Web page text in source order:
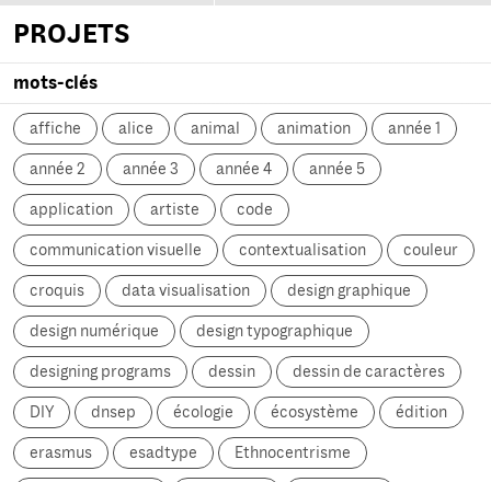
PROJETS
mots-clés
affiche alice animal animation année 1
année 2 année 3 année 4 année 5
application artiste code
communication visuelle contextualisation couleur
croquis data visualisation design graphique
design numérique design typographique
designing programs dessin dessin de caractères
DIY dnsep écologie écosystème édition
erasmus esadtype Ethnocentrisme